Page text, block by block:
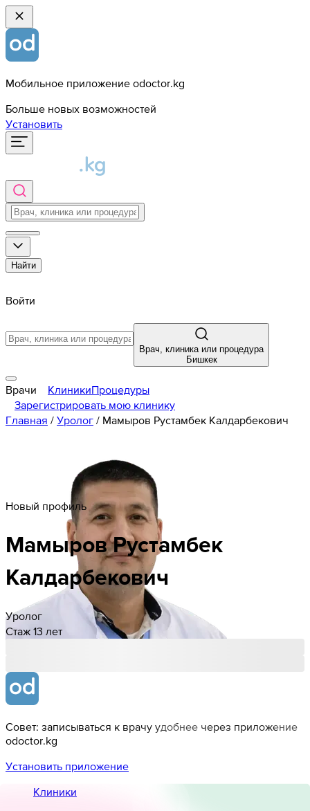
Мобильное приложение odoctor.kg
Больше новых возможностей
Установить
Найти
Войти
Врач, клиника или процедура
Бишкек
Врачи КлиникиПроцедуры
Зарегистрировать мою клинику
Главная / Уролог / Мамыров Рустамбек Калдарбекович
Новый профиль
МамыровРустамбек
Калдарбекович
Уролог
Стаж 13 лет
Совет: записываться к врачу удобнее через приложение
odoctor.kg
Установить приложение
Клиники